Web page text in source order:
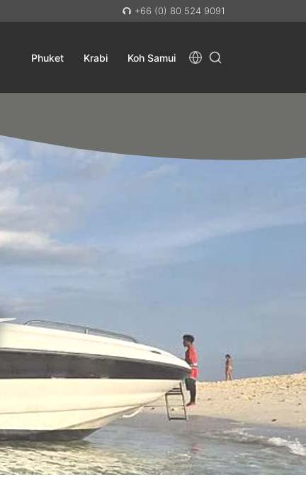
+66 (0) 80 524 9091
Phuket Krabi Koh Samui